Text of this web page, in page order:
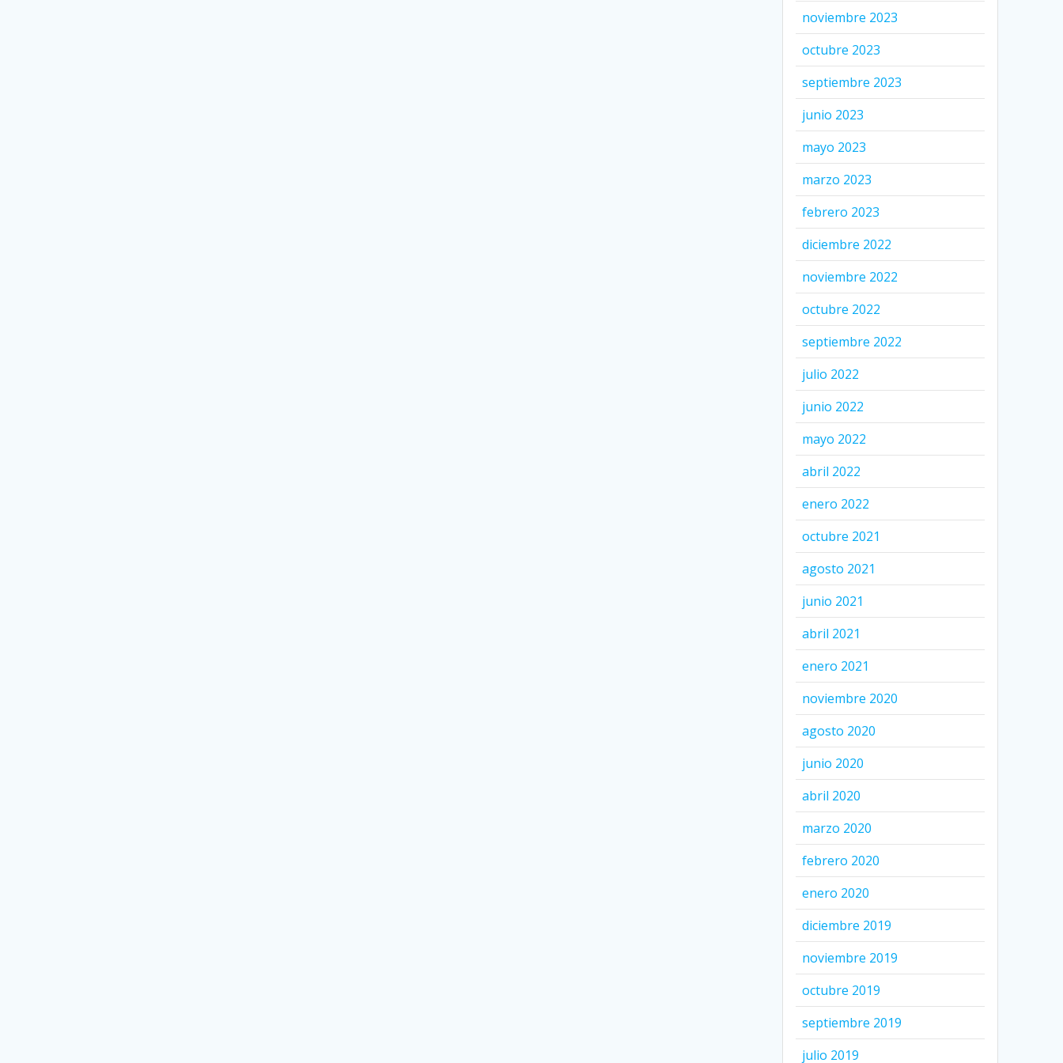
noviembre 2023
octubre 2023
septiembre 2023
junio 2023
mayo 2023
marzo 2023
febrero 2023
diciembre 2022
noviembre 2022
octubre 2022
septiembre 2022
julio 2022
junio 2022
mayo 2022
abril 2022
enero 2022
octubre 2021
agosto 2021
junio 2021
abril 2021
enero 2021
noviembre 2020
agosto 2020
junio 2020
abril 2020
marzo 2020
febrero 2020
enero 2020
diciembre 2019
noviembre 2019
octubre 2019
septiembre 2019
julio 2019